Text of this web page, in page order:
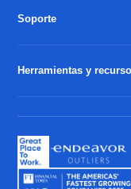
Soporte
Herramientas y